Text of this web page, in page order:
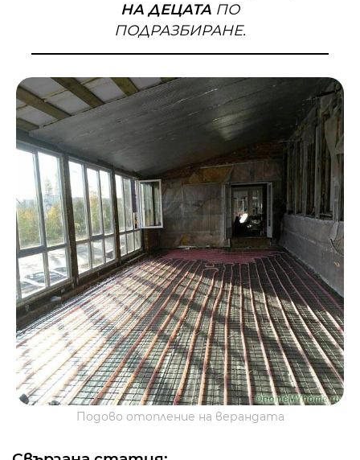
НА ДЕЦАТА ПО
ПОДРАЗБИРАНЕ.
Подово отопление на верандата